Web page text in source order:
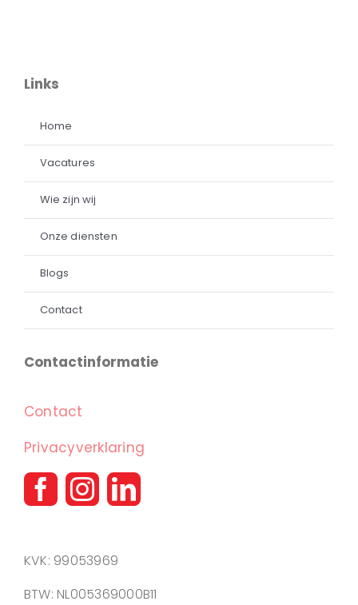
Links
Home
Vacatures
Wie zijn wij
Onze diensten
Blogs
Contact
Contactinformatie
Contact
Privacyverklaring
KVK: 99053969
BTW: NL005369000B11